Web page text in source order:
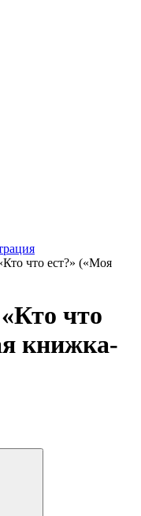
что ест?» («Моя
что
книжка-